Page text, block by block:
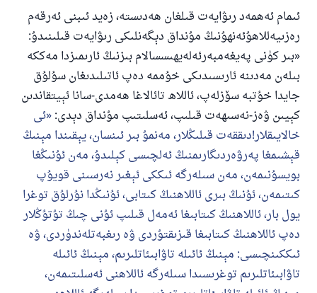
ئىمام ئەھمەد رىۋايەت قىلغان ھەدىستە، زەيد ئىبنى ئەرقەم
رەزىيەللاھۇئەنھۇنىڭ مۇنداق دېگەنلىكى رىۋايەت قىلىنىدۇ:
«بىر كۈنى پەيغەمبەرئەلەيھىسسالام بىزنىڭ ئارىمىزدا مەككە
بىلەن مەدىنە ئارىسىدىكى خۇممە دەپ ئاتىلىدىغان سۇلۇق
جايدا خۇتبە سۆزلەپ، ئاللاھ تائالاغا ھەمدى-سانا ئېيتقاندىن
كېيىن ۋەز-نەسىھەت قىلىپ، ئەسلىتىپ مۇنداق دېدى: ئى
خالايىقلار!دىققەت قىلىڭلار، مەنمۇ بىر ئىنسان، يېقىندا مېنىڭ
قېشىمغا پەرۋەردىگارىمنىڭ ئەلچىسى كېلىدۇ، مەن ئۇنىڭغا
بويسۇنىمەن، مەن سىلەرگە ئىككى ئېغىر نەرسىنى قويۇپ
كىتىمەن، ئۇنىڭ بىرى ئاللاھنىڭ كىتابى، ئۇنىڭدا نۇرلۇق توغرا
يول بار، ئاللاھنىڭ كىتابىغا ئەمەل قىلىپ ئۇنى چىڭ تۇتۇڭلار
دەپ ئاللاھنىڭ كىتابىغا قىزىقتۇردى ۋە رىغبەتلەندۈردى، ۋە
ئىككىنچىسى: مېنىڭ ئائىلە تاۋابىئاتلىرىم، مېنىڭ ئائىلە
تاۋابىئاتلىرىم توغرىسىدا سىلەرگە ئاللاھنى ئەسلىتىمەن،